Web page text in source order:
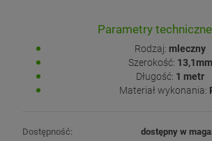
Parametry
Rodzaj: mleczny
Szerokość: 13,1mm
Długość: 1 metr
Materiał wykonania:
Dostępność:
dostępny w